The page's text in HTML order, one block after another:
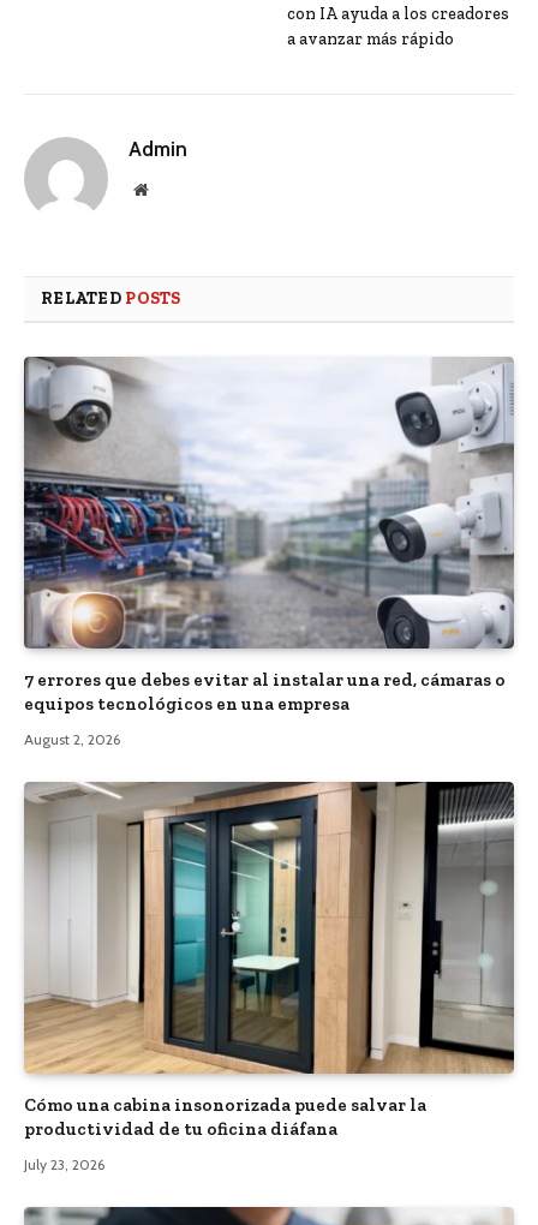
con IA ayuda a los creadores
a avanzar más rápido
Admin
Website
RELATED POSTS
7 errores que debes evitar al instalar una red, cámaras o
equipos tecnológicos en una empresa
August 2, 2026
Cómo una cabina insonorizada puede salvar la
productividad de tu oficina diáfana
July 23, 2026